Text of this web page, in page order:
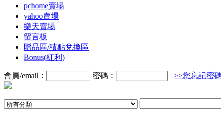
pchome賣場
yahoo賣場
樂天賣場
留言板
贈品區/積點兌換區
Bonus(紅利)
會員/email： 密碼： >>您忘記密